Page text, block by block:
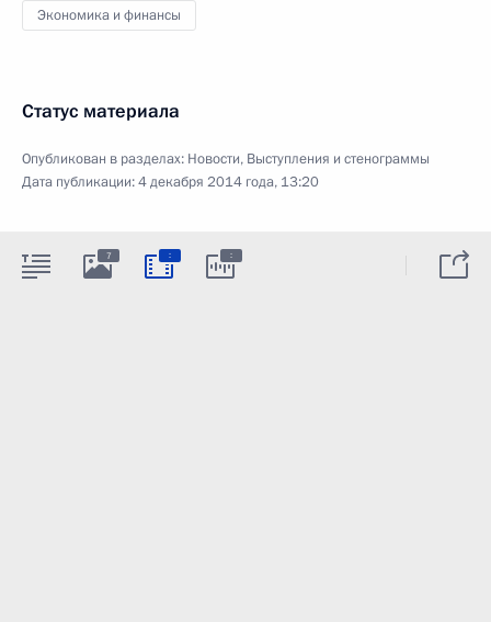
Экономика и финансы
Статус материала
Опубликован в разделах: Новости, Выступления и стенограммы
Дата публикации:4 декабря 2014 года, 13:20
7 : :